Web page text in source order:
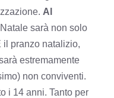
Al
sarà non solo
il pranzo natalizio,
estremamente
non conviventi.
i 14 anni. Tanto per